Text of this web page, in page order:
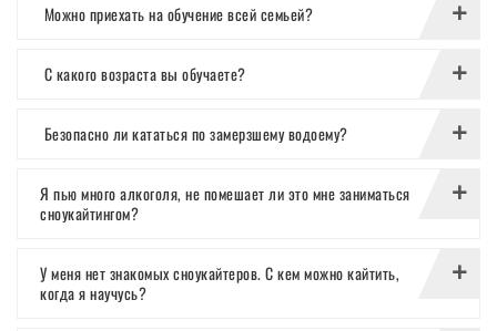
Можно приехать на обучение всей семьей?
С какого возраста вы обучаете?
Безопасно ли кататься по замерзшему водоему?
Я пью много алкоголя, не помешает ли это мне заниматься
сноукайтингом?
У меня нет знакомых сноукайтеров. С кем можно кайтить,
когда я научусь?